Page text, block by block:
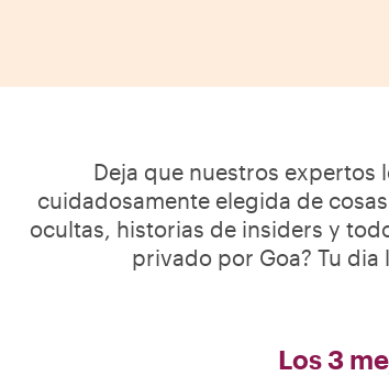
Deja que nuestros expertos
cuidadosamente elegida de
ocultas, historias de insiders y
privado por Goa? Tu dia
Los 3